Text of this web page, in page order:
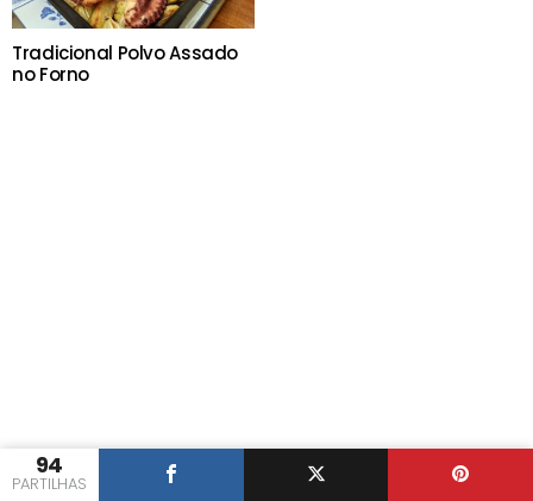
94
PARTILHAS
Tradicional Polvo Assado
no Forno